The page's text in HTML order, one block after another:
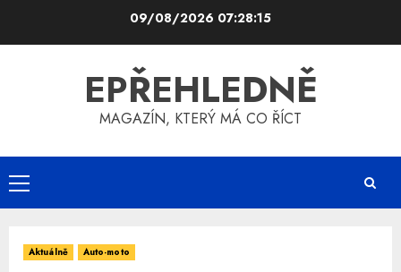
09/08/2026 07:28:16
EPŘEHLEDNĚ
MAGAZÍN, KTERÝ MÁ CO ŘÍCT
Primary
Menu
Aktuálně Auto-moto